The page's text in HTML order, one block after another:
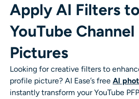
Apply AI Filters
YouTube
Pictures
Looking for creative filters to
profile picture? AI Ease’s free AI
instantly transform your YouTube